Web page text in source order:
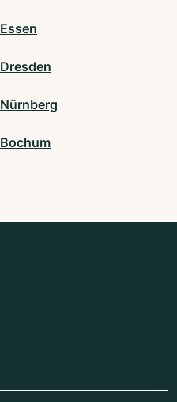
Essen
Dresden
Nürnberg
Bochum